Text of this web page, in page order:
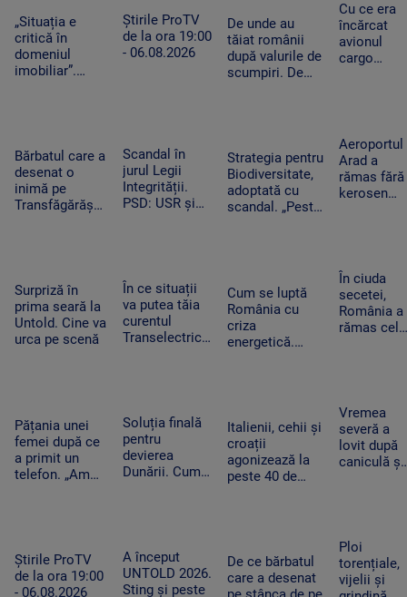
„Situația e
critică în
domeniul
imobiliar”.
cauza
blocajului de la
ANCPI
Știrile ProTV
de la ora 19:00
- 06.08.2026
De unde au
tăiat românii
după valurile de
scumpiri. De
cumpărături
Cu ce era
încărcat
avionul
cargo
dronă cu
bombă pe
aeroportul
din Leipzig
Bărbatul care a
desenat o
inimă pe
Transfăgărășan
singurul”
Scandal în
jurul Legii
Integrității.
PSD: USR și
Strategia pentru
Biodiversitate,
adoptată cu
scandal. „Peste
Aeroportul
Arad a
rămas fără
kerosen
nu a ajuns
la timp
Surpriză în
prima seară la
Untold. Cine va
urca pe scenă
În ce situații
va putea tăia
curentul
Transelectrica.
industriali”
Cum se luptă
România cu
criza
energetică.
trebuie să ne
întoarcem în
beznă”
În ciuda
secetei,
România a
rămas cel
Recoltele
au atins
niveluri
record
Pățania unei
femei după ce
a primit un
telefon. „Am
așa ceva”
Soluția finală
pentru
devierea
Dunării. Cum
salveze
Reactorul 2 de
la Cernavodă
Italienii, cehii și
croații
agonizează la
peste 40 de
scăzut nivel
Vremea
severă a
lovit după
caniculă și
în timp ce
se
în Mureș
Știrile ProTV
de la ora 19:00
- 06.08.2026
A început
UNTOLD 2026.
Sting și peste
De ce bărbatul
care a desenat
Ploi
torențiale,
vijelii și